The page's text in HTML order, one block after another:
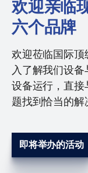
欢迎亲临
六个品牌
欢迎莅临国际
入了解我们设
设备运行，直
题找到恰当的解
即将举办的活动